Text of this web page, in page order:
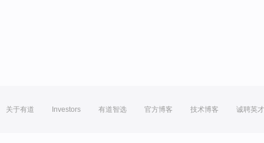
关于有道 Investors 有道智选 官方博客 技术博客 诚聘英才